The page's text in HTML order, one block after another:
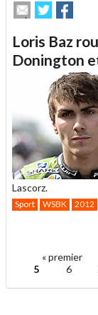
Envoyer
cet
à
un
ami
Partager
sur
sur
Loris Baz
Donington
Lascorz.
Sport WSBK 2012
Pages« premier
5
6